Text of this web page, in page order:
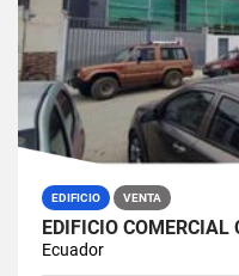
EDIFICIO VENTA
Ecuador